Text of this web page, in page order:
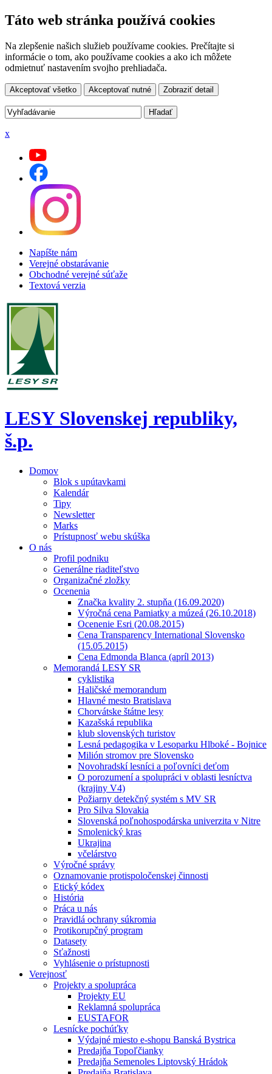
Táto web stránka používá cookies
Na zlepšenie našich služieb používame cookies. Prečítajte si
informácie o tom, ako používame cookies a ako ich môžete
odmietnuť nastavením svojho prehliadača.
Akceptovať všetko Akceptovať nutné Zobraziť detail
x
Napíšte nám
Verejné obstarávanie
Obchodné verejné súťaže
Textová verzia
LESY Slovenskej republiky,
š.p.
Domov
Blok s upútavkami
Kalendár
Tipy
Newsletter
Marks
Prístupnosť webu skúška
O nás
Profil podniku
Generálne riaditeľstvo
Organizačné zložky
Ocenenia
Značka kvality 2. stupňa (16.09.2020)
Výročná cena Pamiatky a múzeá (26.10.2018)
Ocenenie Esri (20.08.2015)
Cena Transparency International Slovensko
(15.05.2015)
Cena Edmonda Blanca (apríl 2013)
Memorandá LESY SR
cyklistika
Haličské memorandum
Hlavné mesto Bratislava
Chorvátske štátne lesy
Kazašská republika
klub slovenských turistov
Lesná pedagogika v Lesoparku Hlboké - Bojnice
Milión stromov pre Slovensko
Novohradskí lesníci a poľovníci deťom
O porozumení a spolupráci v oblasti lesníctva
(krajiny V4)
Požiarny detekčný systém s MV SR
Pro Silva Slovakia
Slovenská poľnohospodárska univerzita v Nitre
Smolenický kras
Ukrajina
včelárstvo
Výročné správy
Oznamovanie protispoločenskej činnosti
Etický kódex
História
Práca u nás
Pravidlá ochrany súkromia
Protikorupčný program
Datasety
Sťažnosti
Vyhlásenie o prístupnosti
Verejnosť
Projekty a spolupráca
Projekty EU
Reklamná spolupráca
EUSTAFOR
Lesnícke pochúťky
Výdajné miesto e-shopu Banská Bystrica
Predajňa Topoľčianky
Predajňa Semenoles Liptovský Hrádok